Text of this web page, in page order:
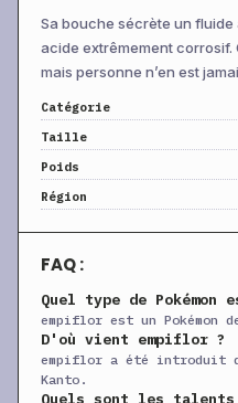
Danse Lames
Bombe Acide
Attraction
+ Patience CT
Plaquage
Piqûre CT
Balle Graine CT
Séduction CT
Sa bouche sécrète un fluide
acide extrêmement corrosif.
mais personne n’en est
Catégorie
Taille
Poids
Région
FAQ :
Quel type de Pokémon
empiflor est un Pokémon
D'où vient empiflor ?
empiflor a été introduit
Kanto.
Quels sont les